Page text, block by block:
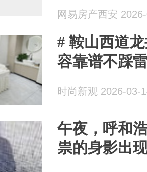
网易房产西安
# 鞍山西道
容靠谱不踩
时尚新观 2026-03-
午夜，呼和
祟的身影出